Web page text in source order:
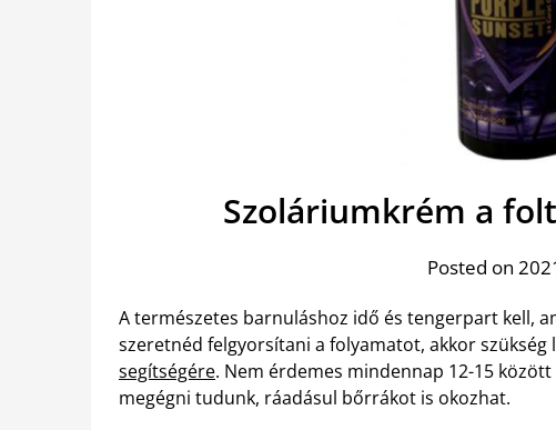
Szoláriumkrém a
Posted on
A természetes barnuláshoz idő és tengerpart kell,
szeretnéd felgyorsítani a folyamatot, akkor szükség
segítségére. Nem érdemes mindennap 12-15
megégni tudunk, ráadásul bőrrákot is okozhat.